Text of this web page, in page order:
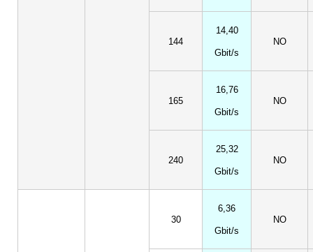
144
14,40
Gbit/s
NO
165
16,76
Gbit/s
NO
240
25,32
Gbit/s
NO
30
6,36
Gbit/s
NO